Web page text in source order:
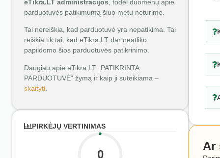
eTikra.LT administracijos , todėl duomenų apie
parduotuvės patikimumą šiuo metu neturime.
Tai nereiškia, kad parduotuvė yra nepatikima. Tai
reiškia tik tai, kad eTikra.LT dar neatliko
papildomo šios parduotuvės patikrinimo.
Daugiau apie eTikra.LT „PATIKRINTA
PARDUOTUVĖ“ žymą ir kaip ji suteikiama –
skaityti
PIRKĖJŲ VERTINIMAS
0
Ar